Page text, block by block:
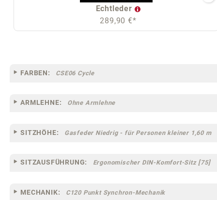
Echtleder
289,90 €*
FARBEN: CSE06 Cycle
ARMLEHNE: Ohne Armlehne
SITZHÖHE: Gasfeder Niedrig - für Personen kleiner 1,60 m
SITZAUSFÜHRUNG: Ergonomischer DIN-Komfort-Sitz [75]
MECHANIK: C120 Punkt Synchron-Mechanik